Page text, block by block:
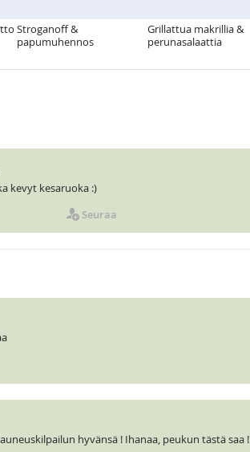
Stroganoff &
papumuhennos
Grillattua makrillia &
perunasalaattia
kevyt kesaruoka :)
Seuraa
hyvänsä ! Ihanaa, peukun tästä saa !